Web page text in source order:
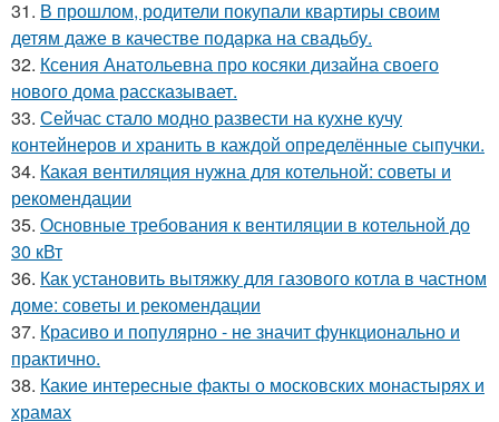
31. В прошлом, родители покупали квартиры своим
детям даже в качестве подарка на свадьбу.
32. Ксения Анатольевна про косяки дизайна своего
нового дома рассказывает.
33. Сейчас стало модно развести на кухне кучу
контейнеров и хранить в каждой определённые сыпучки.
34. Какая вентиляция нужна для котельной: советы и
рекомендации
35. Основные требования к вентиляции в котельной до
30 кВт
36. Как установить вытяжку для газового котла в частном
доме: советы и рекомендации
37. Красиво и популярно - не значит функционально и
практично.
38. Какие интересные факты о московских монастырях и
храмах